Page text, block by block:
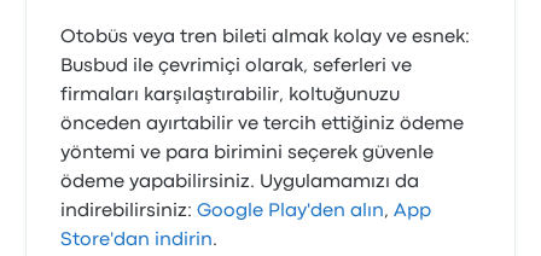
Otobüs veya tren bileti almak kolay ve esnek:
Busbud ile çevrimiçi olarak, seferleri ve
firmaları karşılaştırabilir, koltuğunuzu
önceden ayırtabilir ve tercih ettiğiniz ödeme
yöntemi ve para birimini seçerek güvenle
ödeme yapabilirsiniz. Uygulamamızı da
indirebilirsiniz:Google Play'den alın,App
Store'dan indirin.